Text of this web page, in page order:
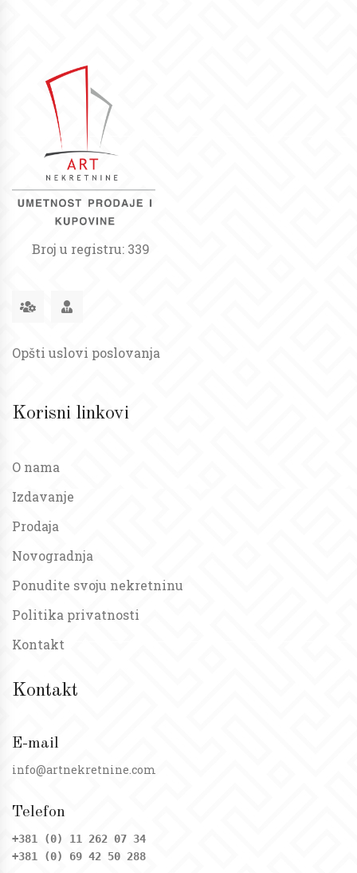
Broj u registru: 339
Opšti uslovi poslovanja
Korisni linkovi
O nama
Izdavanje
Prodaja
Novogradnja
Ponudite svoju nekretninu
Politika privatnosti
Kontakt
Kontakt
E-mail
info@artnekretnine.com
Telefon
+381 (0) 11 262 07 34
+381 (0) 69 42 50 288